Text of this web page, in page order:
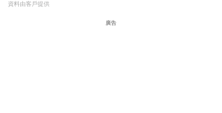
資料由客戶提供
廣告